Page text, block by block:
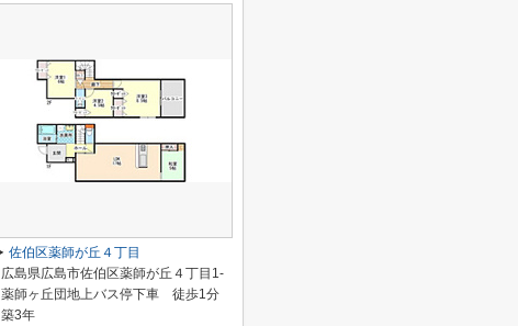
佐伯区薬師が丘４丁目
広島県広島市佐伯区薬師が丘４丁目1-
薬師ヶ丘団地上バス停下車 徒歩1分
築3年